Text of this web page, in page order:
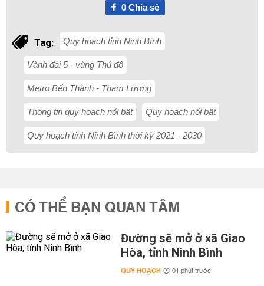
0Chia sẻ
Tag: Quy hoạch tỉnh Ninh Bình
Vành đai 5 - vùng Thủ đô
Metro Bến Thành - Tham Lương
Thông tin quy hoạch nổi bật Quy hoạch nổi bật
Quy hoạch tỉnh Ninh Bình thời kỳ 2021 - 2030
CÓ THỂ BẠN QUAN TÂM
Đường sẽ mở ở xã Giao
Hòa, tỉnh Ninh Bình
QUY HOẠCH 01 phút trước